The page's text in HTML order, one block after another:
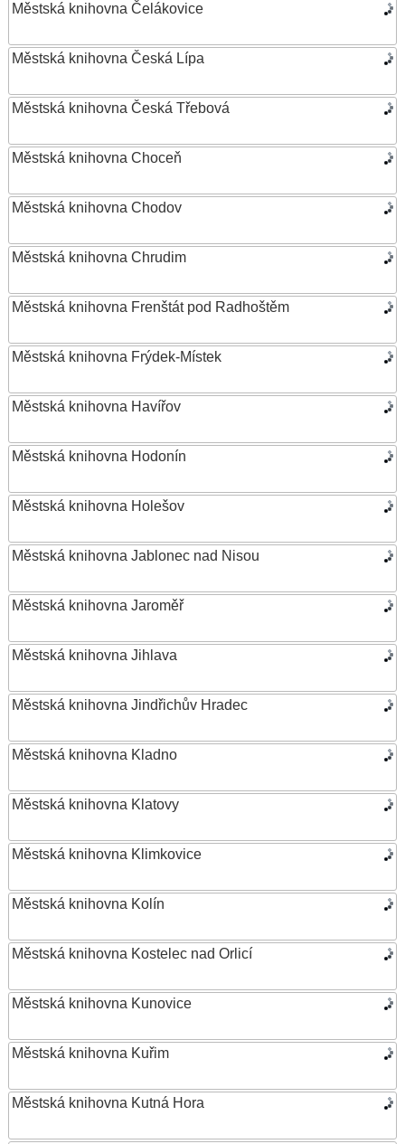
Městská knihovna Čelákovice
Městská knihovna Česká Lípa
Městská knihovna Česká Třebová
Městská knihovna Choceň
Městská knihovna Chodov
Městská knihovna Chrudim
Městská knihovna Frenštát pod Radhoštěm
Městská knihovna Frýdek-Místek
Městská knihovna Havířov
Městská knihovna Hodonín
Městská knihovna Holešov
Městská knihovna Jablonec nad Nisou
Městská knihovna Jaroměř
Městská knihovna Jihlava
Městská knihovna Jindřichův Hradec
Městská knihovna Kladno
Městská knihovna Klatovy
Městská knihovna Klimkovice
Městská knihovna Kolín
Městská knihovna Kostelec nad Orlicí
Městská knihovna Kunovice
Městská knihovna Kuřim
Městská knihovna Kutná Hora